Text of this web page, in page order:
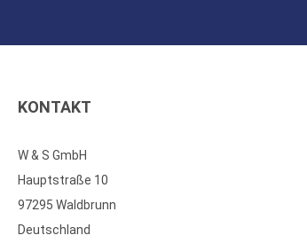
KONTAKT
W & S GmbH
Hauptstraße 10
97295 Waldbrunn
Deutschland